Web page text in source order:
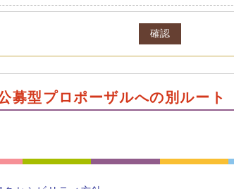
確認
募型プロポーザルへの別ルート